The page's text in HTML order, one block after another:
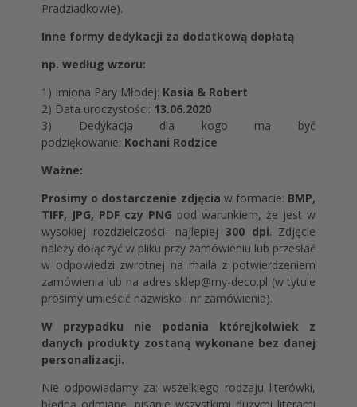
Pradziadkowie).
Inne formy dedykacji za dodatkową dopłatą
np. według wzoru:
1) Imiona Pary Młodej: Kasia & Robert
2) Data uroczystości: 13.06.2020
3) Dedykacja dla kogo ma być
podziękowanie: Kochani Rodzice
Ważne:
Prosimy o dostarczenie zdjęcia w formacie: BMP,
TIFF, JPG, PDF czy PNG pod warunkiem, że jest w
wysokiej rozdzielczości- najlepiej 300 dpi. Zdjęcie
należy dołączyć w pliku przy zamówieniu lub przesłać
w odpowiedzi zwrotnej na maila z potwierdzeniem
zamówienia lub na adres sklep@my-deco.pl (w tytule
prosimy umieścić nazwisko i nr zamówienia).
W przypadku nie podania którejkolwiek z
danych produkty zostaną wykonane bez danej
personalizacji.
Nie odpowiadamy za: wszelkiego rodzaju literówki,